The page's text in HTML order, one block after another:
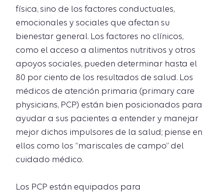
física, sino de los factores conductuales,
emocionales y sociales que afectan su
bienestar general. Los factores no clínicos,
como el acceso a alimentos nutritivos y otros
apoyos sociales, pueden determinar hasta el
80 por ciento de los resultados de salud. Los
médicos de atención primaria (primary care
physicians, PCP) están bien posicionados para
ayudar a sus pacientes a entender y manejar
mejor dichos impulsores de la salud; piense en
ellos como los “mariscales de campo” del
cuidado médico.
Los PCP están equipados para